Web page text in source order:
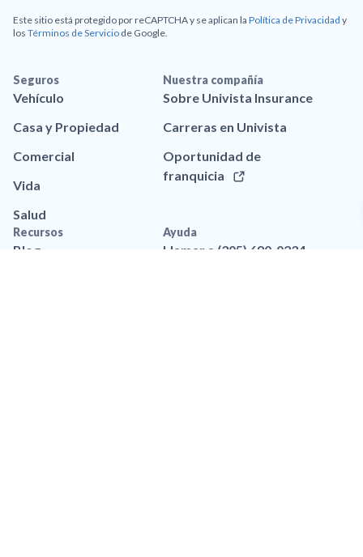
Este sitio está protegido por reCAPTCHA y se aplican la Política de Privacidad y
los Términos de Servicio de Google.
Seguros
Vehículo
Casa y Propiedad
Comercial
Vida
Salud
Nuestra compañía
Sobre Univista Insurance
Carreras en Univista
Oportunidad de
franquicia
Recursos
Blog
Ayuda
Llamar a (305) 690-0234